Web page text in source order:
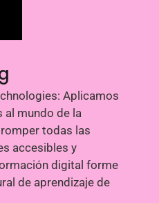
Aplicamos
al mundo de la
todas las
accesibles y
digital forme
de aprendizaje de